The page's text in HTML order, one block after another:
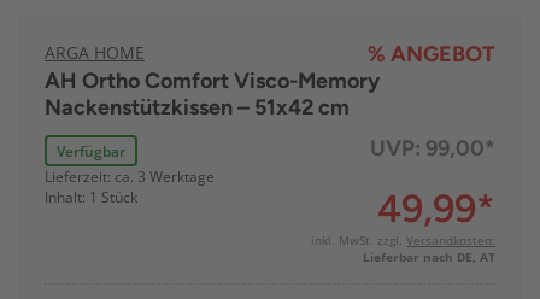
ARGA HOME
% ANGEBOT
AH Ortho Comfort Visco-Memory
Nackenstützkissen – 51x42 cm
Verfügbar
Lieferzeit: ca. 3 Werktage
Inhalt: 1 Stück
UVP: 99,00*
49,99*
inkl. MwSt. zzgl. Versandkosten:
Lieferbar nach DE, AT